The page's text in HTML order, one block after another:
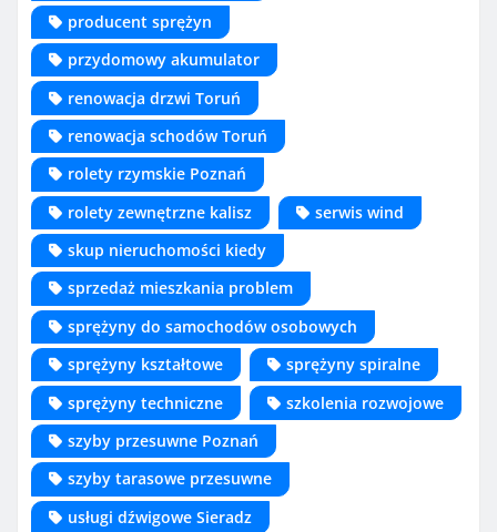
producent sprężyn
przydomowy akumulator
renowacja drzwi Toruń
renowacja schodów Toruń
rolety rzymskie Poznań
rolety zewnętrzne kalisz
serwis wind
skup nieruchomości kiedy
sprzedaż mieszkania problem
sprężyny do samochodów osobowych
sprężyny kształtowe
sprężyny spiralne
sprężyny techniczne
szkolenia rozwojowe
szyby przesuwne Poznań
szyby tarasowe przesuwne
usługi dźwigowe Sieradz